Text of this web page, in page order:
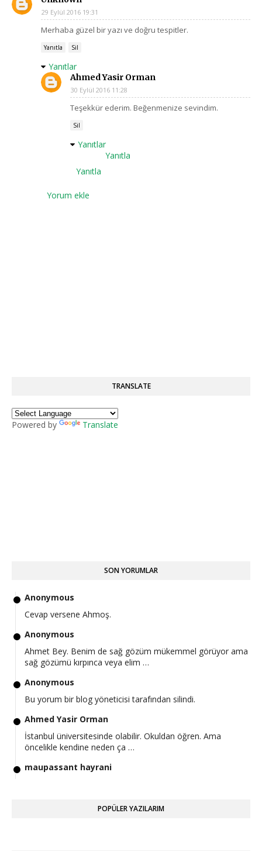
29 Eylül 2016 19:31
Merhaba güzel bir yazı ve doğru tespitler.
Yanıtla Sil
Yanıtlar
Ahmed Yasir Orman
30 Eylül 2016 11:28
Teşekkür ederim. Beğenmenize sevindim.
Sil
Yanıtlar
Yanıtla
Yanıtla
Yorum ekle
TRANSLATE
Powered by Translate
SON YORUMLAR
Anonymous
Cevap versene Ahmoş.
Anonymous
Ahmet Bey. Benim de sağ gözüm mükemmel görüyor ama
sağ gözümü kırpınca veya elim …
Anonymous
Bu yorum bir blog yöneticisi tarafından silindi.
Ahmed Yasir Orman
İstanbul üniversitesinde olabilir. Okuldan öğren. Ama
öncelikle kendine neden ça …
maupassant hayrani
Ahmed Yasir Orman
POPÜLER YAZILARIM